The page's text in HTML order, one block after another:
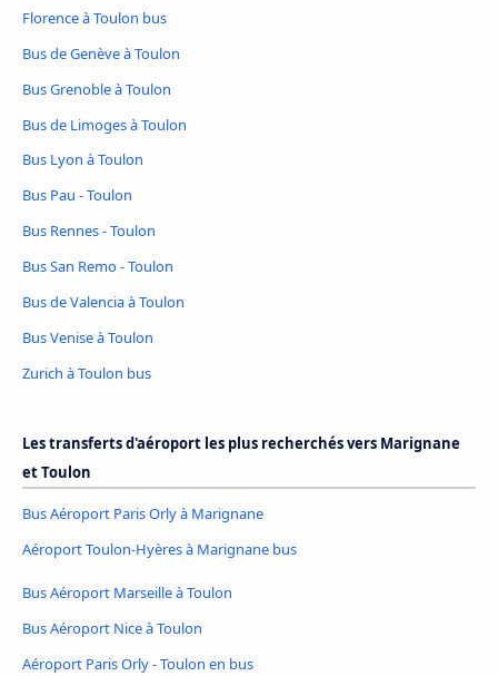
Florence à Toulon bus
Bus de Genève à Toulon
Bus Grenoble à Toulon
Bus de Limoges à Toulon
Bus Lyon à Toulon
Bus Pau - Toulon
Bus Rennes - Toulon
Bus San Remo - Toulon
Bus de Valencia à Toulon
Bus Venise à Toulon
Zurich à Toulon bus
Les transferts d'aéroport les plus recherchés vers Marignane
et Toulon
Bus Aéroport Paris Orly à Marignane
Aéroport Toulon-Hyères à Marignane bus
Bus Aéroport Marseille à Toulon
Bus Aéroport Nice à Toulon
Aéroport Paris Orly - Toulon en bus